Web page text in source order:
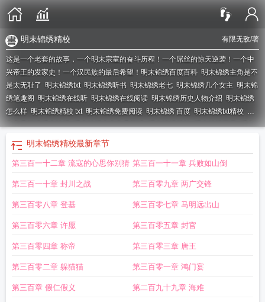
有限无敌/著
明末锦绣精校
这是一个老套的故事，一个明末宗室的奋斗历程！一个屌丝的惊天逆袭！一个中
兴帝王的发家史！一个汉民族的最后希望！ 明末锦绣百度百科 明末锦绣主角是不
是太无耻了 明末锦绣txt 明末锦绣听书 明末锦绣老七 明末锦绣几个女主 明末锦
绣笔趣阁 明末锦绣在线听 明末锦绣在线阅读 明末锦绣历史人物介绍 明末锦绣
怎么样 明末锦绣精校 txt 明末锦绣免费阅读 明末锦绣 百度 明末锦绣txt精校 全
文免费阅读明末锦绣明末锦绣全文免费阅读明末锦绣丝帕明末锦绣西藏明末
明末锦绣TXT 明末锦绣类似的有哪些
看吗
是哪一集明末锦绣 第1章明末锦绣柳如是明末锦绣书评明末锦绣精校
明末锦绣精校最新章节
第三百一十二章 流寇的心思你别猜 第三百一十一章 兵败如山倒
第三百一十章 封川之战 第三百零九章 两广交锋
第三百零八章 登基 第三百零七章 马明远出山
第三百零六章 许愿 第三百零五章 封官
第三百零四章 称帝 第三百零三章 唐王
第三百零二章 躲猫猫 第三百零一章 鸿门宴
第三百章 假仁假义 第二百九十九章 海难